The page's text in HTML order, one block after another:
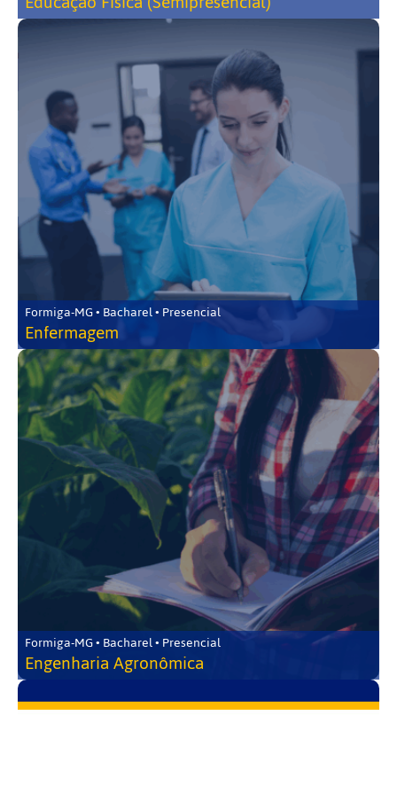
Formiga-MG • Bacharel • Presencial
Enfermagem
Formiga-MG • Bacharel • Presencial
Engenharia Agronômica